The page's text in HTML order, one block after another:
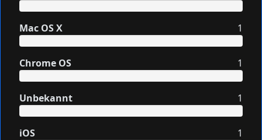
Mac OS X 1
Chrome OS 1
Unbekannt 1
iOS 1